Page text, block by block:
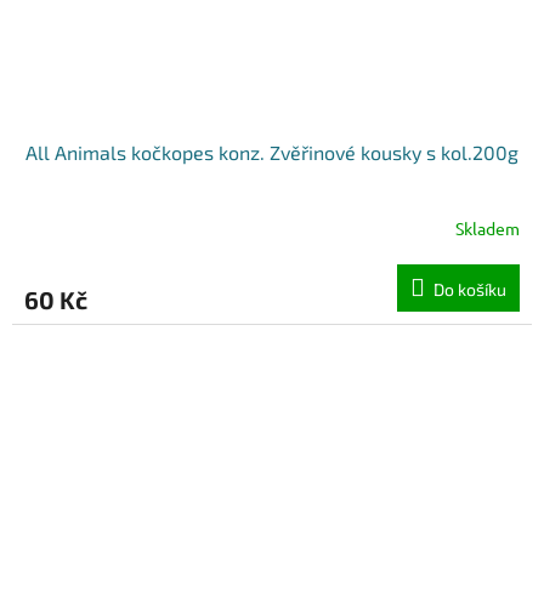
All Animals kočkopes konz. Zvěřinové kousky s kol.200g
Skladem
60 Kč Do košíku